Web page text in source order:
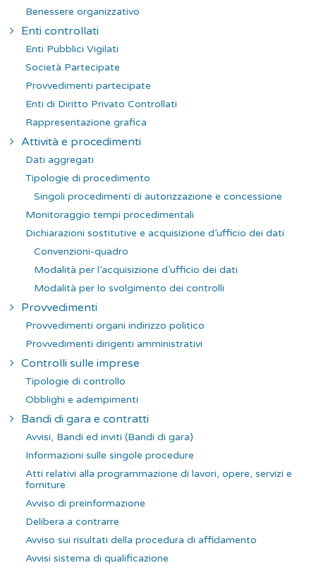
Benessere organizzativo
Enti controllati
Enti Pubblici Vigilati
Società Partecipate
Provvedimenti partecipate
Enti di Diritto Privato Controllati
Rappresentazione grafica
Attività e procedimenti
Dati aggregati
Tipologie di procedimento
Singoli procedimenti di autorizzazione e concessione
Monitoraggio tempi procedimentali
Dichiarazioni sostitutive e acquisizione d’ufficio dei dati
Convenzioni-quadro
Modalità per l’acquisizione d’ufficio dei dati
Modalità per lo svolgimento dei controlli
Provvedimenti
Provvedimenti organi indirizzo politico
Provvedimenti dirigenti amministrativi
Controlli sulle imprese
Tipologie di controllo
Obblighi e adempimenti
Bandi di gara e contratti
Avvisi, Bandi ed inviti (Bandi di gara)
Informazioni sulle singole procedure
Atti relativi alla programmazione di lavori, opere, servizi e
forniture
Avviso di preinformazione
Delibera a contrarre
Avviso sui risultati della procedura di affidamento
Avvisi sistema di qualificazione